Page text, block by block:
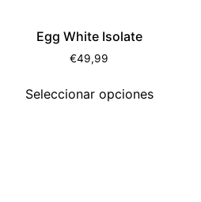
Egg White Isolate
€49,99
Seleccionar opciones